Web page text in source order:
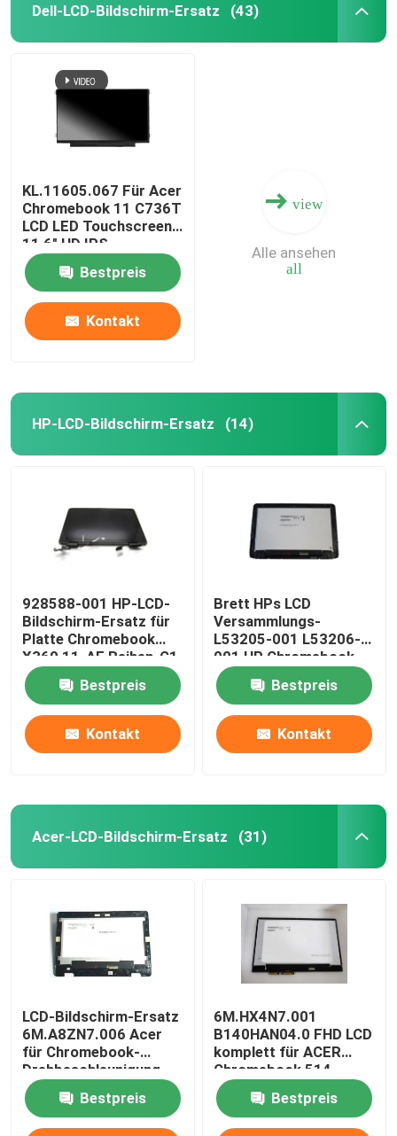
Dell-LCD-Bildschirm-Ersatz (43)
KL.11605.067 Für Acer
Chromebook 11 C736T
LCD LED Touchscreen
11,6" HD IPS
B116XAK01.0
B116XAK01.2
Bestpreis
Kontakt
view
all
Alle ansehen
HP-LCD-Bildschirm-Ersatz (14)
928588-001 HP-LCD-
Bildschirm-Ersatz für
Platte Chromebook
X360 11-AE Reihen-G1
EE 11,6“ LCD
Bestpreis
Kontakt
Brett HPs LCD
Versammlungs-
L53205-001 L53206-
001 HP Chromebook
X360 11 G2 EE
NV116WHM-T10 LCD
W/Frame
Bestpreis
Kontakt
Acer-LCD-Bildschirm-Ersatz (31)
LCD-Bildschirm-Ersatz
6M.A8ZN7.006 Acer
für Chromebook-
Drehbeschleunigung
511 R753T 11,6 Zoll
Bestpreis
6M.HX4N7.001
B140HAN04.0 FHD LCD
komplett für ACER
Chromebook 514
CP514-1H-R4HQ-US
Bestpreis